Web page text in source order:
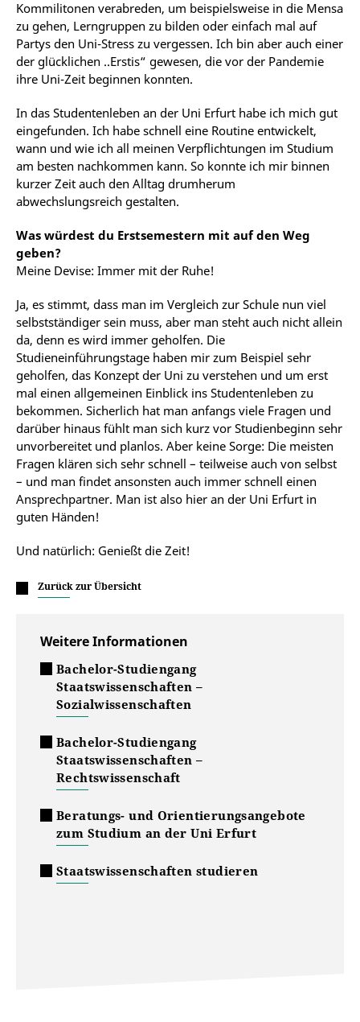
Kommilitonen verabreden, um beispielsweise in die Mensa
zu gehen, Lerngruppen zu bilden oder einfach mal auf
Partys den Uni-Stress zu vergessen. Ich bin aber auch einer
der glücklichen ..Erstis“ gewesen, die vor der Pandemie
ihre Uni-Zeit beginnen konnten.
In das Studentenleben an der Uni Erfurt habe ich mich gut
eingefunden. Ich habe schnell eine Routine entwickelt,
wann und wie ich all meinen Verpflichtungen im Studium
am besten nachkommen kann. So konnte ich mir binnen
kurzer Zeit auch den Alltag drumherum
abwechslungsreich gestalten.
Was würdest du Erstsemestern mit auf den Weg
geben?
Meine Devise: Immer mit der Ruhe!
Ja, es stimmt, dass man im Vergleich zur Schule nun viel
selbstständiger sein muss, aber man steht auch nicht allein
da, denn es wird immer geholfen. Die
Studieneinführungstage haben mir zum Beispiel sehr
geholfen, das Konzept der Uni zu verstehen und um erst
mal einen allgemeinen Einblick ins Studentenleben zu
bekommen. Sicherlich hat man anfangs viele Fragen und
darüber hinaus fühlt man sich kurz vor Studienbeginn sehr
unvorbereitet und planlos. Aber keine Sorge: Die meisten
Fragen klären sich sehr schnell – teilweise auch von selbst
– und man findet ansonsten auch immer schnell einen
Ansprechpartner. Man ist also hier an der Uni Erfurt in
guten Händen!
Und natürlich: Genießt die Zeit!
Zurück zur Übersicht
Weitere Informationen
Bachelor-Studiengang
Staatswissenschaften –
Sozialwissenschaften
Bachelor-Studiengang
Staatswissenschaften –
Rechtswissenschaft
Beratungs- und Orientierungsangebote
zum Studium an der Uni Erfurt
Staatswissenschaften studieren